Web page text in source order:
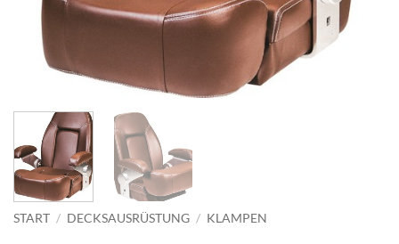
START / DECKSAUSRÜSTUNG / KLAMPEN